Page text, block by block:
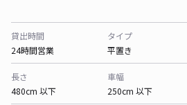
貸出時間
24時間営業
タイプ
平置き
長さ
480cm 以下
車幅
250cm 以下